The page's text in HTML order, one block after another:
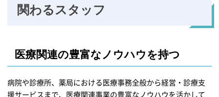
関わるスタッフ
医療関連の豊富なノウハウを持つ
病院や診療所、薬局における医療事務全般から経営・診療支
援サービスまで、医療関連事業の豊富なノウハウを活かして